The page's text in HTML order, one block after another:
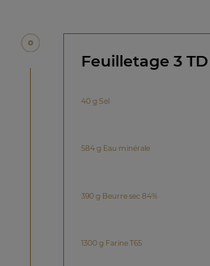
Feuilletage 3 TD
40 g Sel
584 g Eau minérale
390 g Beurre sec 84%
1300 g Farine T65